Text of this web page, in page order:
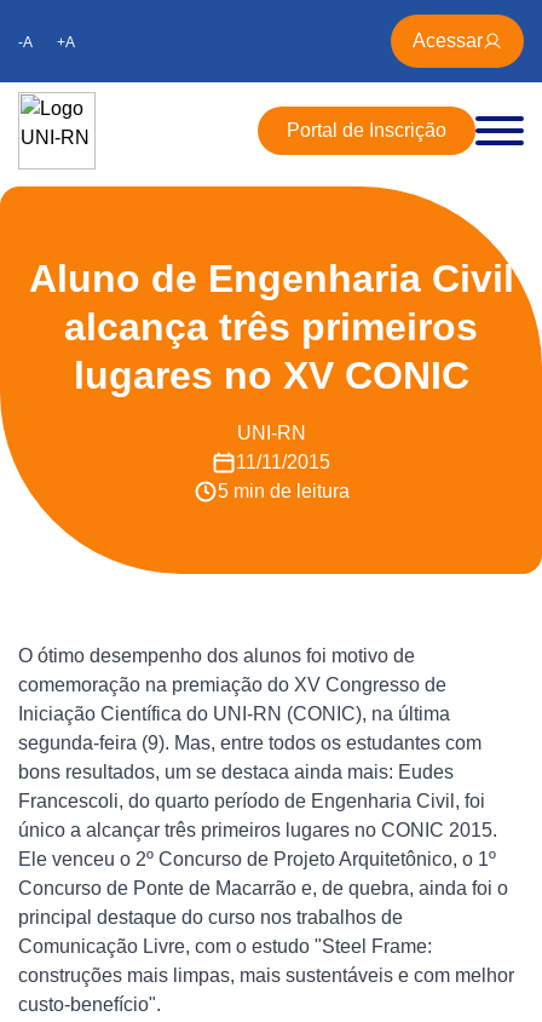
-A +A Acessar
Portal de Inscrição
Aluno de Engenharia Civil
alcança três primeiros
lugares no XV CONIC
UNI-RN
11/11/2015
5 min de leitura
O ótimo desempenho dos alunos foi motivo de
comemoração na premiação do XV Congresso de
Iniciação Científica do UNI-RN (CONIC), na última
segunda-feira (9). Mas, entre todos os estudantes com
bons resultados, um se destaca ainda mais: Eudes
Francescoli, do quarto período de Engenharia Civil, foi
único a alcançar três primeiros lugares no CONIC 2015.
Ele venceu o 2º Concurso de Projeto Arquitetônico, o 1º
Concurso de Ponte de Macarrão e, de quebra, ainda foi o
principal destaque do curso nos trabalhos de
Comunicação Livre, com o estudo "Steel Frame:
construções mais limpas, mais sustentáveis e com melhor
custo-benefício".